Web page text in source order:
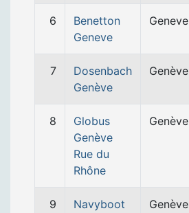
6
Benetton
Geneve
Geneve
7
Dosenbach
Genève
Genève
8
Globus
Genève
Rue du
Rhône
Genève
9
Navyboot
Genève